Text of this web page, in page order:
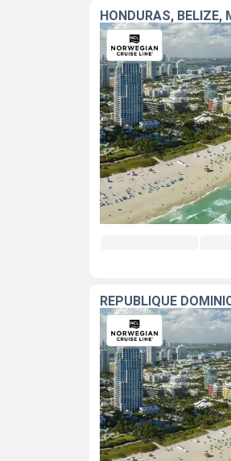
HONDURAS, BELIZE,
RÉPUBLIQUE